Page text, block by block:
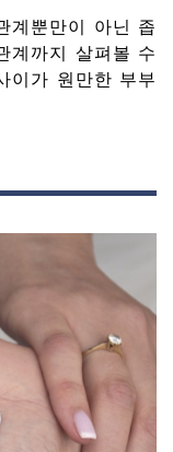
계뿐만이 아닌 좁
계까지 살펴볼 수
이가 원만한 부부